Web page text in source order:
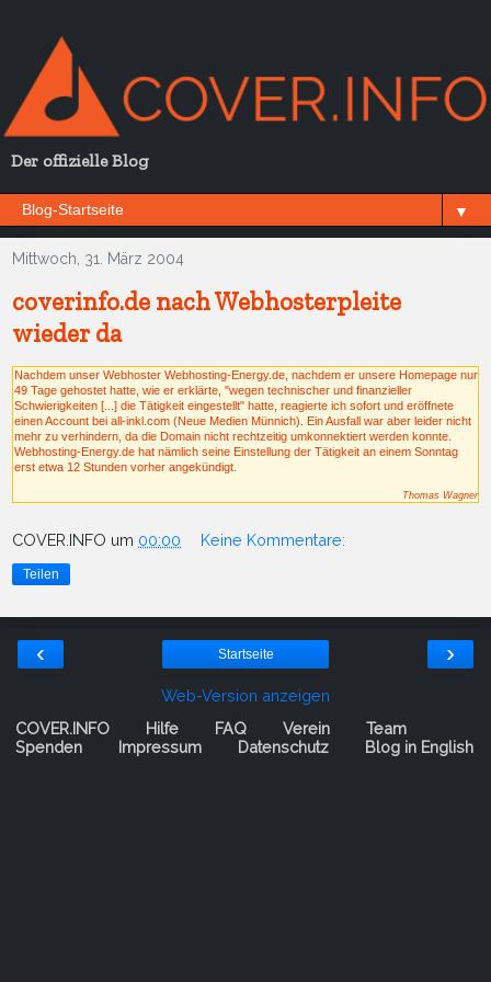
Der offizielle Blog
▼
Mittwoch, 31. März 2004
coverinfo.de nach Webhosterpleite
wieder da
Nachdem unser Webhoster Webhosting-Energy.de, nachdem er unsere Homepage nur
49 Tage gehostet hatte, wie er erklärte, "wegen technischer und finanzieller
Schwierigkeiten [...] die Tätigkeit eingestellt" hatte, reagierte ich sofort und eröffnete
einen Account bei all-inkl.com (Neue Medien Münnich). Ein Ausfall war aber leider nicht
mehr zu verhindern, da die Domain nicht rechtzeitig umkonnektiert werden konnte.
Webhosting-Energy.de hat nämlich seine Einstellung der Tätigkeit an einem Sonntag
erst etwa 12 Stunden vorher angekündigt.
Thomas Wagner
COVER.INFO um 00:00 Keine Kommentare:
Teilen
‹ ›
Startseite
Web-Version anzeigen
COVER.INFO
Hilfe FAQ Verein
Team
Spenden
Impressum Datenschutz Blog in English